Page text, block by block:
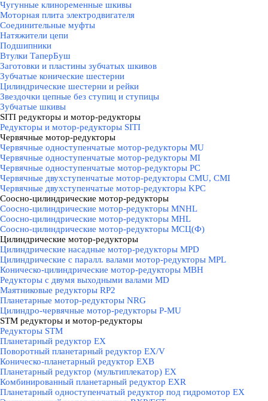
Чугунные клиноременные шкивы
Моторная плита электродвигателя
Соединительные муфты
Натяжители цепи
Подшипники
Втулки ТаперБуш
Заготовки и пластины зубчатых шкивов
Зубчатые конические шестерни
Цилиндрические шестерни и рейки
Звездочки цепные без ступиц и ступицы
Зубчатые шкивы
SITI редукторы и мотор-редукторы
Редукторы и мотор-редукторы SITI
Червячные мотор-редукторы
Червячные одноступенчатые мотор-редукторы MU
Червячные одноступенчатые мотор-редукторы MI
Червячные одноступенчатые мотор-редукторы PC
Червячные двухступенчатые мотор-редукторы CMU, CMI
Червячные двухступенчатые мотор-редукторы KPC
Соосно-цилиндрические мотор-редукторы
Соосно-цилиндрические мотор-редукторы MNHL
Соосно-цилиндрические мотор-редукторы MHL
Соосно-цилиндрические мотор-редукторы МСЦ(Ф)
Цилиндрические мотор-редукторы
Цилиндрические насадные мотор-редукторы MPD
Цилиндрические с паралл. валами мотор-редукторы MPL
Коническо-цилиндрические мотор-редукторы MBH
Редукторы с двумя выходными валами MD
Маятниковые редукторы RP2
Планетарные мотор-редукторы NRG
Цилиндро-червячные мотор-редукторы P-MU
STM редукторы и мотор-редукторы
Редукторы STM
Планетарный редуктор ЕХ
Поворотный планетарный редуктор EX/V
Коническо-планетарный редуктор ЕХВ
Планетарный редуктор (мультиплекатор) ЕХ
Комбинированный планетарный редуктор ЕХR
Планетарный одноступенчатый редуктор под гидромотор ЕХ